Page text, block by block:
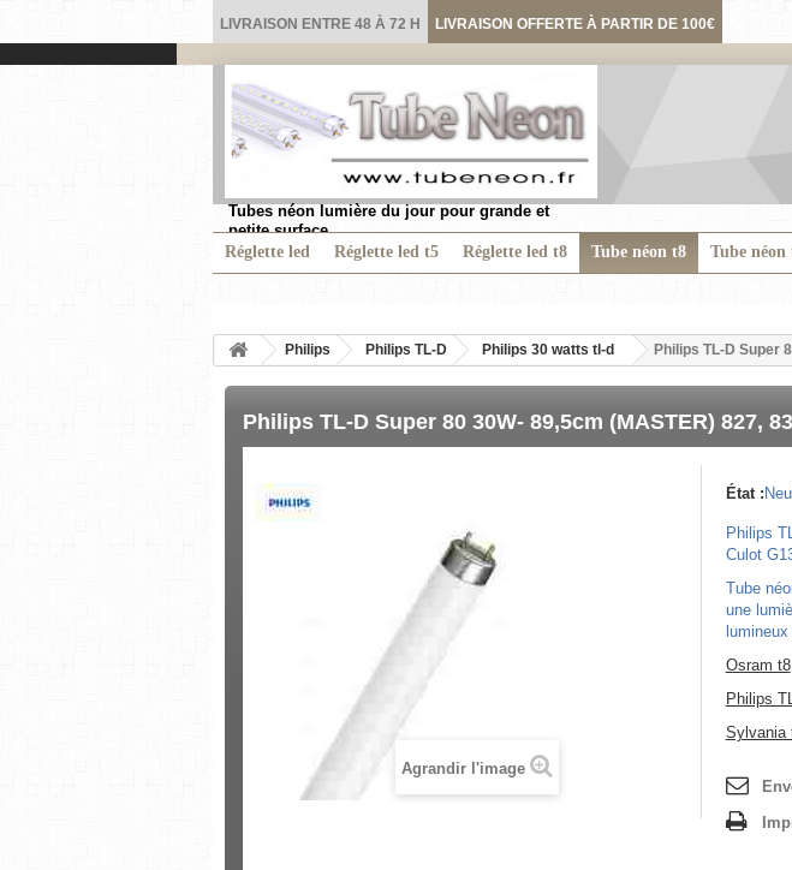
LIVRAISON ENTRE 48 À 72 H LIVRAISON OFFERTE À PARTIR DE 100€
Tubes néon lumière du jour pour grande et
petite surface.
Réglette led
Réglette led t5 Réglette led t8 Tube néon t8 Tube néon
Philips Philips TL-D Philips 30 watts tl-d Philips TL-D Super
Philips TL-D Super 80 30W- 89,5cm (MASTER) 827,
Agrandir l'image
État :
Philips
Culot
Tube
une
Osram t8
Philips
Sylvania